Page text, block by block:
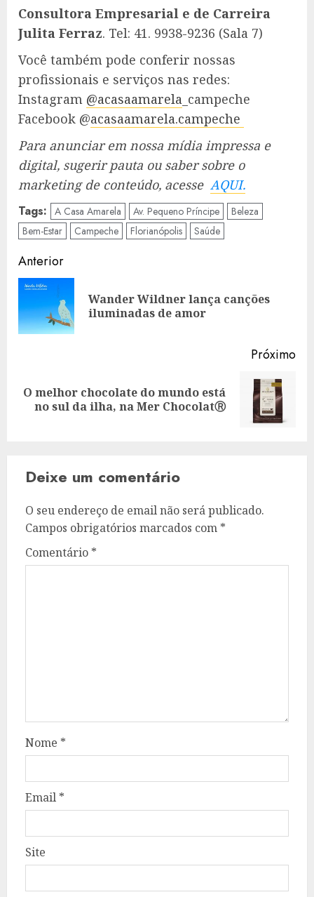
Consultora Empresarial e de Carreira
Julita Ferraz. Tel: 41. 9938-9236 (Sala 7)
Você também pode conferir nossas
profissionais e serviços nas redes:
Instagram @acasaamarela _campeche
Facebook @acasaamarela.campeche
Para anunciar em nossa mídia impressa e
digital, sugerir pauta ou saber sobre o
marketing de conteúdo, acesse AQUI.
Tags: A Casa Amarela Av. Pequeno Príncipe
Beleza
Bem-Estar
Campeche Florianópolis Saúde
Navegação
de
artigos
Anterior
Wander Wildner lança canções
iluminadas de amor
Próximo
Artigo
seguinte:
O melhor chocolate do mundo está
no sul da ilha, na Mer ChocolatⓇ
Deixe um comentário
O seu endereço de email não será publicado.
Campos obrigatórios marcados com *
Comentário *
Nome *
Email *
Site